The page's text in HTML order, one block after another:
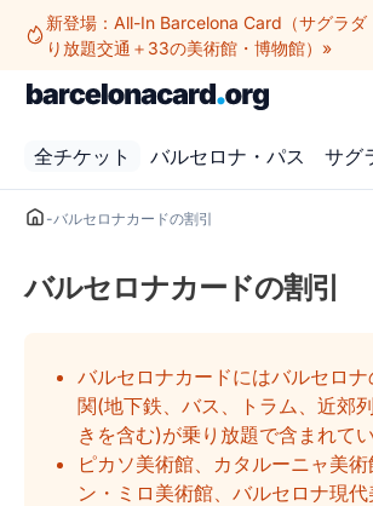
ス
新登場：All-In Barcelona Card（サグラダ
り放題交通＋33の美術館・博物館）»
全チケット バルセロナ・パス サグ
-バルセロナカードの割引
バルセロナカードの割引
バルセロナカードにはバルセロ
関(地下鉄、バス、トラム、近郊
きを含む)が乗り放題で含まれてい
ピカソ美術館、カタルーニャ美
ン・ミロ美術館、バルセロナ現